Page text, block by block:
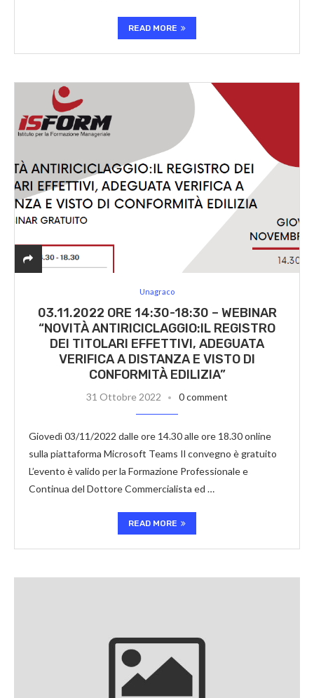
READ MORE
Unagraco
03.11.2022 ORE 14:30-18:30 – WEBINAR
“NOVITÀ ANTIRICICLAGGIO:IL REGISTRO
DEI TITOLARI EFFETTIVI, ADEGUATA
VERIFICA A DISTANZA E VISTO DI
CONFORMITÀ EDILIZIA”
31 Ottobre 2022 0 comment
Giovedì 03/11/2022 dalle ore 14.30 alle ore 18.30 online
sulla piattaforma Microsoft Teams Il convegno è gratuito
L’evento è valido per la Formazione Professionale e
Continua del Dottore Commercialista ed …
READ MORE